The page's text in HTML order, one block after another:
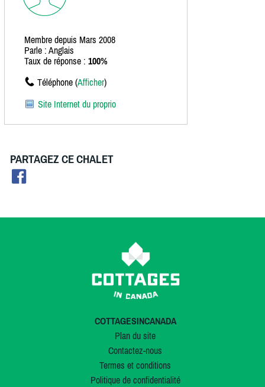
Membre depuis Mars 2008
Parle : Anglais
Taux de réponse : 100%
Téléphone (Afficher)
Site Internet du proprio
PARTAGEZ CE CHALET
COTTAGESINCANADA
Plan du site
Contactez-nous
Termes et conditions
Politique de confidentialité